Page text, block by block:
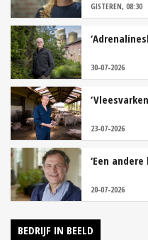
GISTEREN, 08:30
30-07-2026
23-07-2026
‘Een
20-07-2026
BEDRIJF IN BEELD